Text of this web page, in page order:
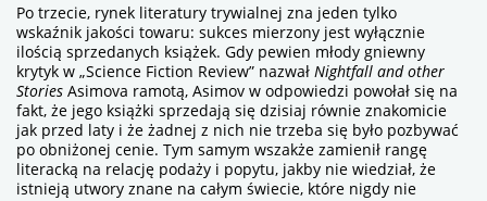
Po trzecie, rynek literatury trywialnej zna jeden tylko
wskaźnik jakości towaru: sukces mierzony jest wyłącznie
ilością sprzedanych książek. Gdy pewien młody gniewny
krytyk w „Science Fiction Review” nazwał Nightfall and other
Stories Asimova ramotą, Asimov w odpowiedzi powołał się na
fakt, że jego książki sprzedają się dzisiaj równie znakomicie
jak przed laty i że żadnej z nich nie trzeba się było pozbywać
po obniżonej cenie. Tym samym wszakże zamienił rangę
literacką na relację podaży i popytu, jakby nie wiedział, że
istnieją utwory znane na całym świecie, które nigdy nie